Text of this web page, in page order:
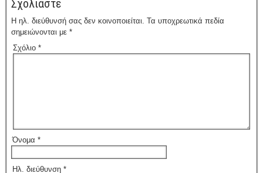
Σχολιάστε
Η ηλ. διεύθυνσή σας δεν κοινοποιείται. Τα υποχρεωτικά πεδία
σημειώνονται με *
Σχόλιο *
Όνομα *
Ηλ. διεύθυνση *